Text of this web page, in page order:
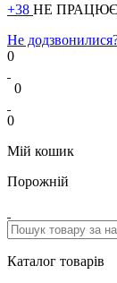
+38 НЕ
Не
0
0
0
Мій кошик
Порожній
Каталог товарів